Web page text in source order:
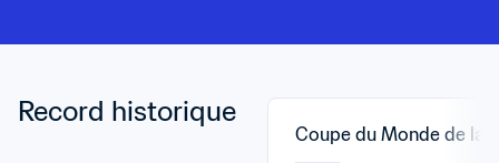
Record historique
Coupe du Monde de la